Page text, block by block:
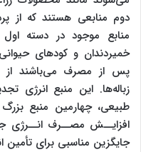
دوم منابعی هستند که از
منابع موجود در دسته اول
خمیردندان و کود‌های
پس از مصرف می‌باشند از
زباله‌ها. این منبع انرژی
طبیعی، چهارمین منبع
افزایــش مصــرف انــرژی
جایگزین مناسبی برای تأمین